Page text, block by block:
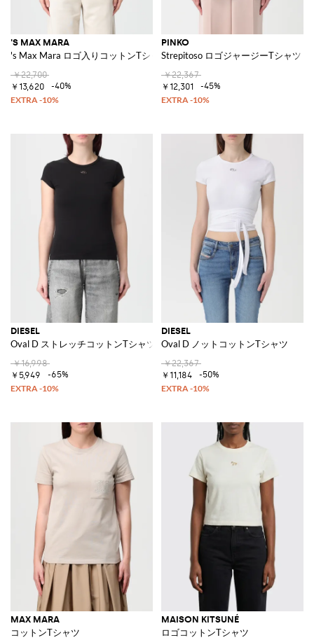
'S MAX MARA
's Max Mara ロゴ入りコットンTシャツ
￥22,700
￥13,620
-40%
PINKO
Strepitoso ロゴジャージーTシャツ
￥22,367
￥12,301
-45%
DIESEL
Oval D ストレッチコットンTシャツ
￥16,998
￥5,949
-65%
DIESEL
Oval D ノットコットンTシャツ
￥22,367
￥11,184
-50%
MAX MARA
コットンTシャツ
MAISON KITSUNÉ
ロゴコットンTシャツ